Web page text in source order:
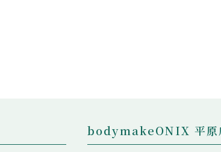
bodymakeONIX 平原